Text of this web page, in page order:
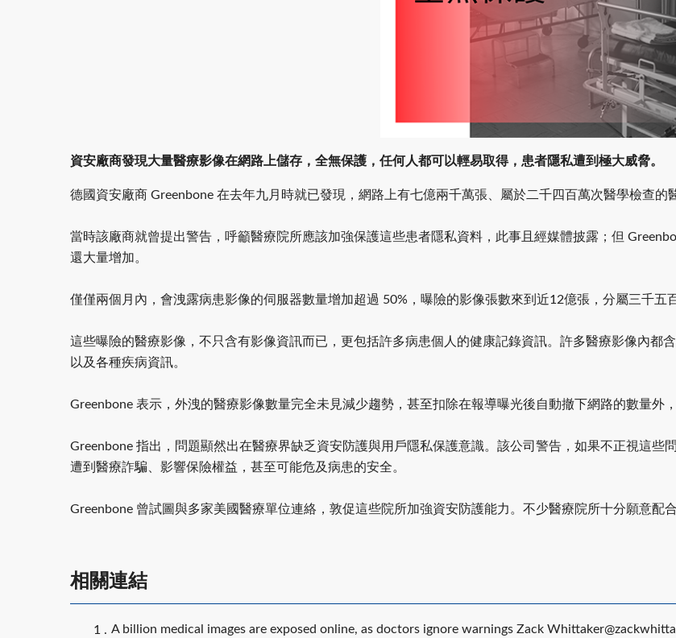
資安廠商發現大量醫療影像在網路上儲存，全無保護，任何人都可以輕易取得，患者隱私遭到極大威脅。
德國資安廠商 Greenbone 在去年九月時就已發現，網路上有七億兩千萬張、屬於二千四百萬次醫學檢查的
當時該廠商就曾提出警告，呼籲醫療院所應該加強保護這些患者隱私資料，此事且經媒體披露；但
還大量增加。
僅僅兩個月內，會洩露病患影像的伺服器數量增加超過 50%，曝險的影像張數來到近12億張，分屬三千五
這些曝險的醫療影像，不只含有影像資訊而已，更包括許多病患個人的健康記錄資訊。許多醫療影像內都
以及各種疾病資訊。
Greenbone 表示，外洩的醫療影像數量完全未見減少趨勢，甚至扣除在報導曝光後自動撤下網路的數量外
Greenbone 指出，問題顯然出在醫療界缺乏資安防護與用戶隱私保護意識。該公司警告，如果不正視這些
遭到醫療詐騙、影響保險權益，甚至可能危及病患的安全。
Greenbone 曾試圖與多家美國醫療單位連絡，敦促這些院所加強資安防護能力。不少醫療院所十分願意配
相關連結
A billion medical images are exposed online, as doctors ignore warnings Zack